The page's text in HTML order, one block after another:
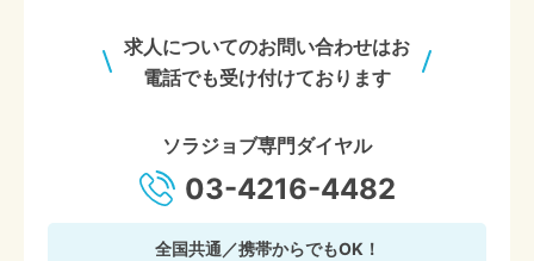
求人についてのお問い合わせはお
電話でも受け付けております
ソラジョブ専門ダイヤル
03-4216-4482
全国共通／携帯からでもOK！